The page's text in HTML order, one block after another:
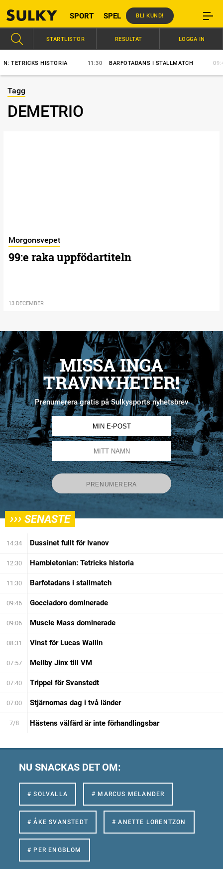
SPORT SPEL BLI KUND!
HISTORIA 11:30 BARFOTADANS I STALLMATCH 09:46
STARTLISTOR RESULTAT LOGGA IN
Tagg
DEMETRIO
Morgonsvepet
99:e raka uppfödartiteln
13 DECEMBER
MISSA INGA
TRAVNYHETER!
Prenumerera gratis på Sulkysports nyhetsbrev
››› SENASTE
14:34 Dussinet fullt för Ivanov
12:30 Hambletonian: Tetricks historia
11:30 Barfotadans i stallmatch
09:46 Gocciadoro dominerade
09:06 Muscle Mass dominerade
08:31 Vinst för Lucas Wallin
07:57 Mellby Jinx till VM
07:40 Trippel för Svanstedt
07:00 Stjärnornas dag i två länder
7/8 Hästens välfärd är inte förhandlingsbar
NU SNACKAS DET OM:
# SOLVALLA # MARCUS MELANDER
# ÅKE SVANSTEDT # ANETTE LORENTZON
# PER ENGBLOM